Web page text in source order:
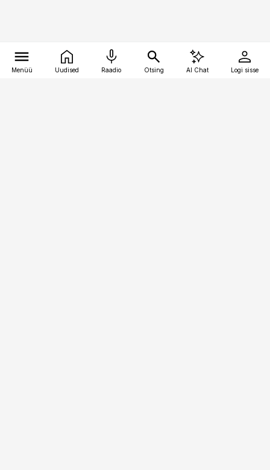
Menüü Uudised Raadio Otsing AI Chat Logi sisse